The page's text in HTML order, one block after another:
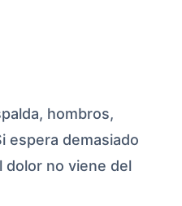
hombros,
espera demasiado
dolor no viene del